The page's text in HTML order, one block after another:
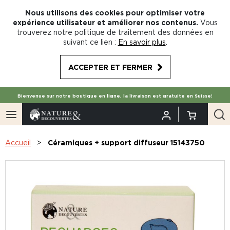
Nous utilisons des cookies pour optimiser votre
expérience utilisateur et améliorer nos contenus. Vous
trouverez notre politique de traitement des données en
suivant ce lien : En savoir plus
ACCEPTER ET FERMER
Bienvenue sur notre boutique en ligne, la livraison est gratuite en Suisse!
Accueil Céramiques + support diffuseur 15143750